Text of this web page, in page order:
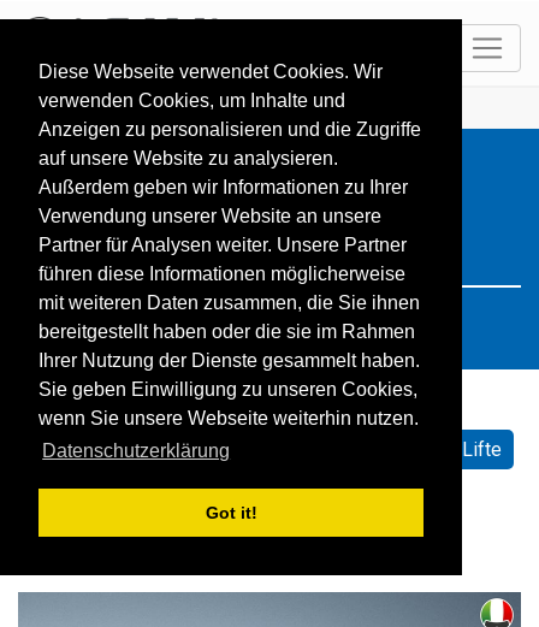
Diese Webseite verwendet Cookies. Wir
verwenden Cookies, um Inhalte und
Anzeigen zu personalisieren und die Zugriffe
auf unsere Website zu analysieren.
Außerdem geben wir Informationen zu Ihrer
Verwendung unserer Website an unsere
Partner für Analysen weiter. Unsere Partner
führen diese Informationen möglicherweise
mit weiteren Daten zusammen, die Sie ihnen
bereitgestellt haben oder die sie im Rahmen
Ihrer Nutzung der Dienste gesammelt haben.
Sie geben Einwilligung zu unseren Cookies,
wenn Sie unsere Webseite weiterhin nutzen.
Datenschutzerklärung
Got it!
HOME Resorts Search: canada
Sortieren nach: Standard
Geöffnete Lifte
Schneehöhe
Schneeprognose